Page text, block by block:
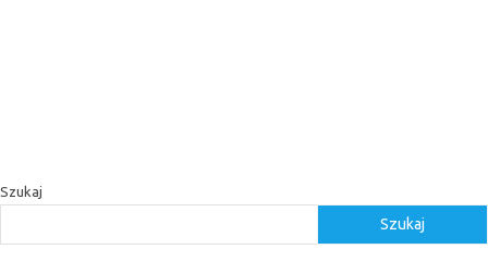
Szukaj
Szukaj